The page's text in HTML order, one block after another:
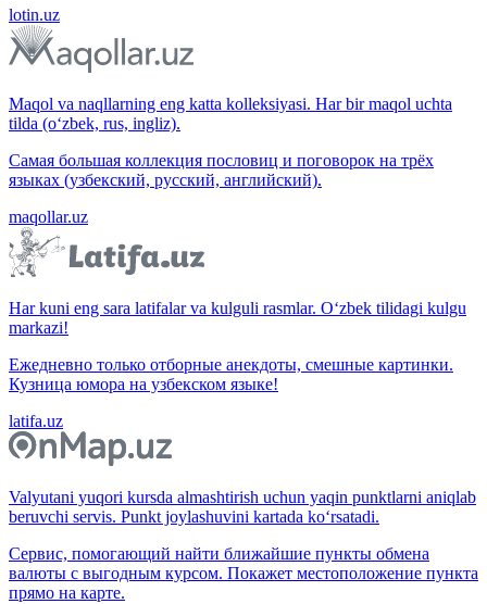
lotin.uz
Maqol va naqllarning eng katta kolleksiyasi. Har bir maqol uchta
tilda (o‘zbek, rus, ingliz).
Самая большая коллекция пословиц и поговорок на трёх
языках (узбекский, русский, английский).
maqollar.uz
Har kuni eng sara latifalar va kulguli rasmlar. O‘zbek tilidagi kulgu
markazi!
Ежедневно только отборные анекдоты, смешные картинки.
Кузница юмора на узбекском языке!
latifa.uz
Valyutani yuqori kursda almashtirish uchun yaqin punktlarni aniqlab
beruvchi servis. Punkt joylashuvini kartada ko‘rsatadi.
Сервис, помогающий найти ближайшие пункты обмена
валюты с выгодным курсом. Покажет местоположение пункта
прямо на карте.